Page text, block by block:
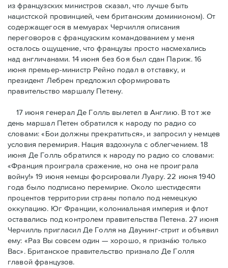
из французских министров сказал, что лучше быть
нацистской провинцией, чем британским доминионом). От
содержащегося в мемуарах Черчилля описания
переговоров с французским командованием у меня
осталось ощущение, что французы просто насмехались
над англичанами. 14 июня без боя был сдан Париж. 16
июня премьер-министр Рейно подал в отставку, и
президент Лебрен предложил сформировать
правительство маршалу Петену.
17 июня генерал Де Голль вылетел в Англию. В тот же
день маршал Петен обратился к народу по радио со
словами: «Бои должны прекратиться», и запросил у немцев
условия перемирия. Нация вздохнула с облегчением. 18
июня Де Голль обратился к народу по радио со словами:
«Франция проиграла сражение, но она не проиграла
войну!» 19 июня немцы форсировали Луару. 22 июня 1940
года было подписано перемирие. Около шестидесяти
процентов территории страны попало под немецкую
оккупацию. Юг Франции, колониальная империя и флот
оставались под контролем правительства Петена. 27 июня
Черчилль пригласил Де Голля на Даунинг-стрит и объявил
ему: «Раз Вы совсем один — хорошо, я признáю только
Вас». Британское правительство признало Де Голля
главой французов.